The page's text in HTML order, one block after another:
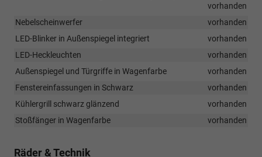
vorhanden
Nebelscheinwerfer
vorhanden
LED-Blinker in Außenspiegel integriert
vorhanden
LED-Heckleuchten
vorhanden
Außenspiegel und Türgriffe in Wagenfarbe
vorhanden
Fenstereinfassungen in Schwarz
vorhanden
Kühlergrill schwarz glänzend
vorhanden
Stoßfänger in Wagenfarbe
vorhanden
Räder & Technik